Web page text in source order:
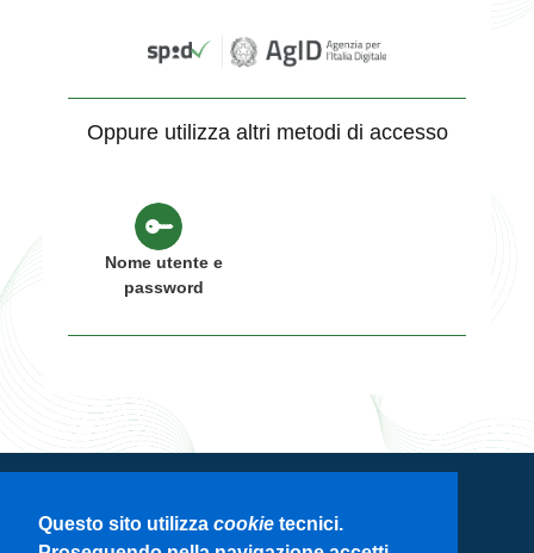
Questo sito utilizza cookie tecnici.
Oppure utilizza altri metodi di accesso
Nome utente e
password
Servizio di autenticazione di Regione
Lombardia